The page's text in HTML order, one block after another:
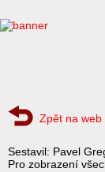
Zpět na web
Sestavil: Pavel
Pro zobrazení